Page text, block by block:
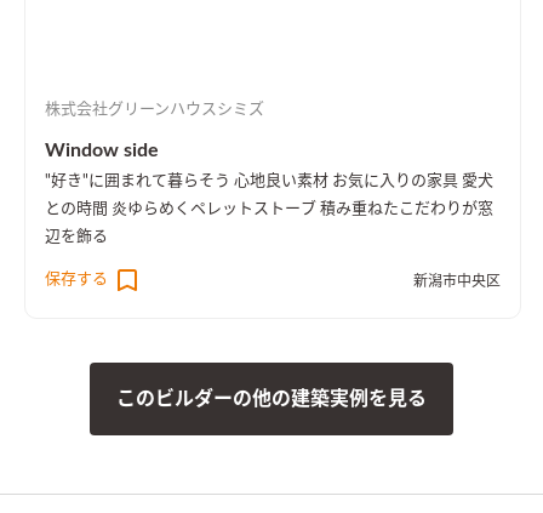
株式会社グリーンハウスシミズ
Window side
"好き"に囲まれて暮らそう 心地良い素材 お気に入りの家具 愛犬
との時間 炎ゆらめくペレットストーブ 積み重ねたこだわりが窓
辺を飾る
保存する 新潟市中央区
このビルダーの他の建築実例を見る